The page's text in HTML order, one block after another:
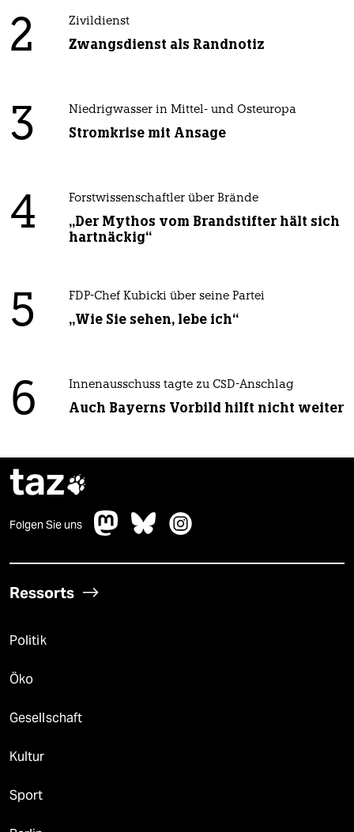
2 Zivildienst
Zwangsdienst als Randnotiz
3 Niedrigwasser in Mittel- und Osteuropa
Stromkrise mit Ansage
4 Forstwissenschaftler über Brände
„Der Mythos vom Brandstifter hält sich
hartnäckig“
5 FDP-Chef Kubicki über seine Partei
„Wie Sie sehen, lebe ich“
6 Innenausschuss tagte zu CSD-Anschlag
Auch Bayerns Vorbild hilft nicht weiter
taz
Folgen Sie uns
Ressorts
Politik
Öko
Gesellschaft
Kultur
Sport